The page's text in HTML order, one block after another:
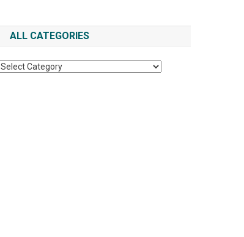
ALL CATEGORIES
All